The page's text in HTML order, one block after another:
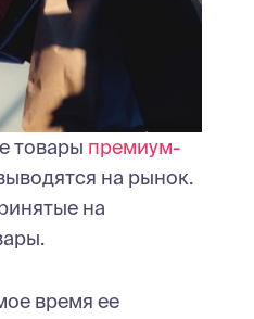
товары премиум-
на рынок.
на
время ее